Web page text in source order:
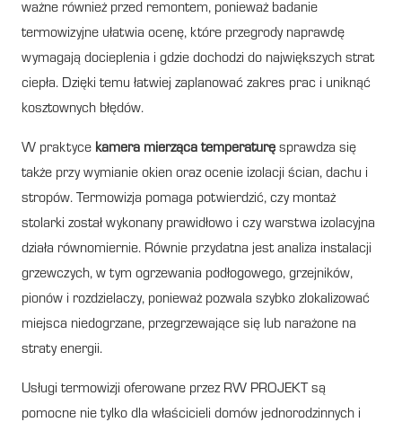
ważne również przed remontem, ponieważ badanie
termowizyjne ułatwia ocenę, które przegrody naprawdę
wymagają docieplenia i gdzie dochodzi do największych strat
ciepła. Dzięki temu łatwiej zaplanować zakres prac i uniknąć
kosztownych błędów.
W praktyce kamera mierząca temperaturę sprawdza się
także przy wymianie okien oraz ocenie izolacji ścian, dachu i
stropów. Termowizja pomaga potwierdzić, czy montaż
stolarki został wykonany prawidłowo i czy warstwa izolacyjna
działa równomiernie. Równie przydatna jest analiza instalacji
grzewczych, w tym ogrzewania podłogowego, grzejników,
pionów i rozdzielaczy, ponieważ pozwala szybko zlokalizować
miejsca niedogrzane, przegrzewające się lub narażone na
straty energii.
Usługi termowizji oferowane przez RW PROJEKT są
pomocne nie tylko dla właścicieli domów jednorodzinnych i